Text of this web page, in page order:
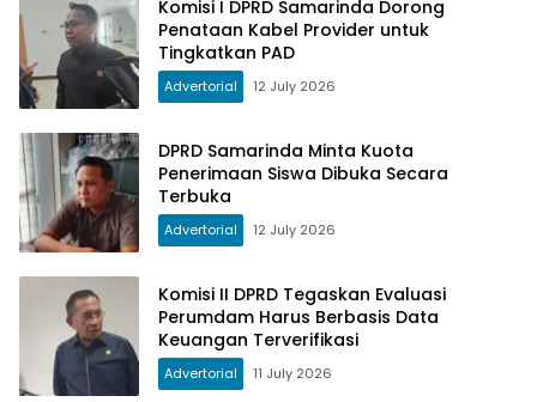
Komisi I DPRD Samarinda Dorong
Penataan Kabel Provider untuk
Tingkatkan PAD
Advertorial 12 July 2026
DPRD Samarinda Minta Kuota
Penerimaan Siswa Dibuka Secara
Terbuka
Advertorial 12 July 2026
Komisi II DPRD Tegaskan Evaluasi
Perumdam Harus Berbasis Data
Keuangan Terverifikasi
Advertorial 11 July 2026